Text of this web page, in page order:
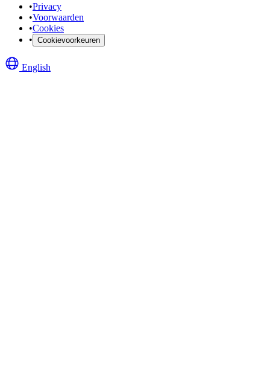
•Privacy
•Voorwaarden
•Cookies
• Cookievoorkeuren
English